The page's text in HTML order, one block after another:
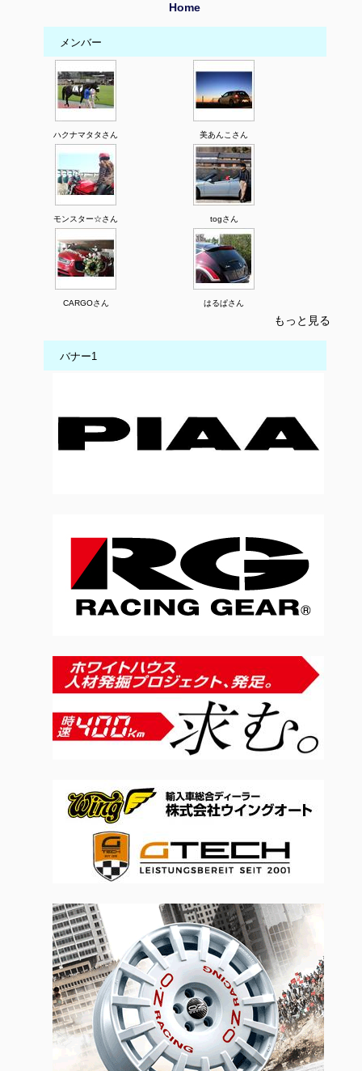
Home
メンバー
ハクナマタタさん 美あんこさん
モンスター☆さん togさん
CARGOさん はるぱさん
もっと見る
バナー1